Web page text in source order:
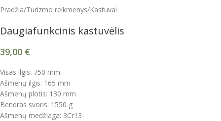
Pradžia/Turizmo reikmenys/Kastuvai
Daugiafunkcinis kastuvėlis
39,00 €
Visas ilgis: 750 mm
Ašmenų ilgis: 165 mm
Ašmenų plotis: 130 mm
Bendras svoris: 1550 g
Ašmenų medžiaga: 3Cr13